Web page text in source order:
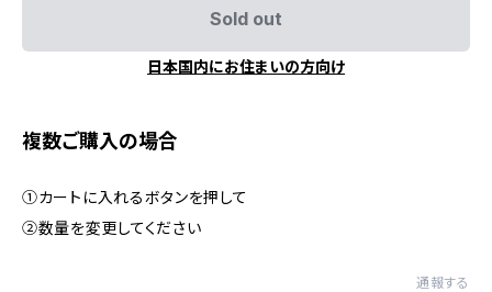
Sold out
日本国内にお住まいの方向け
複数ご購入の場合
①カートに入れるボタンを押して
②数量を変更してください
通報する